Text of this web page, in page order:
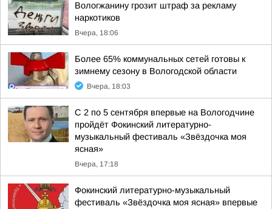
Вологжанину грозит штраф за рекламу
наркотиков
Вчера, 18:06
Более 65% коммунальных сетей готовы к
зимнему сезону в Вологодской области
Вчера, 18:03
С 2 по 5 сентября впервые на Вологодчине
пройдёт Фокинский литературно-
музыкальный фестиваль «Звёздочка моя
ясная»
Вчера, 17:18
Фокинский литературно-музыкальный
фестиваль «Звёздочка моя ясная» впервые